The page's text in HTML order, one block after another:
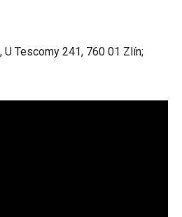
U Tescomy 241, 760 01 Zlín;